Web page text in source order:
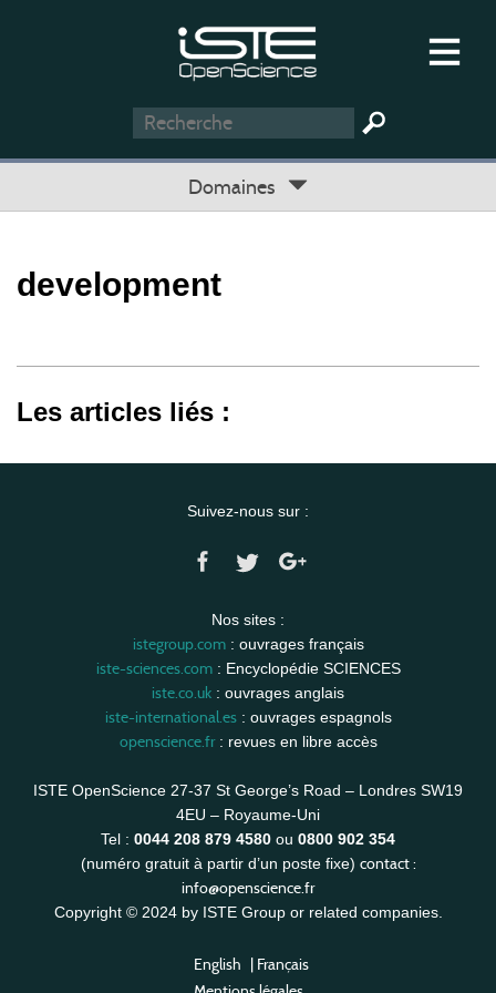
Domaines
development
Les articles liés :
Suivez-nous sur :
Nos sites :
istegroup.com: ouvrages français
iste-sciences.com: Encyclopédie SCIENCES
iste.co.uk : ouvrages anglais
iste-international.es: ouvrages espagnols
openscience.fr: revues en libre accès
ISTE OpenScience 27-37 St George’s Road – Londres SW19
4EU – Royaume-Uni
Tel : 0044 208 879 4580 ou 0800 902 354
(numéro gratuit à partir d’un poste fixe) contact :
info@openscience.fr
Copyright © 2024 by ISTE Group or related companies.
English | Français